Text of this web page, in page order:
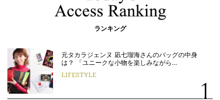
ランキング
元タカラジェンヌ 凪七瑠海さんのバッグの中身
は？ 「ユニークな小物を楽しみながら…
LIFESTYLE